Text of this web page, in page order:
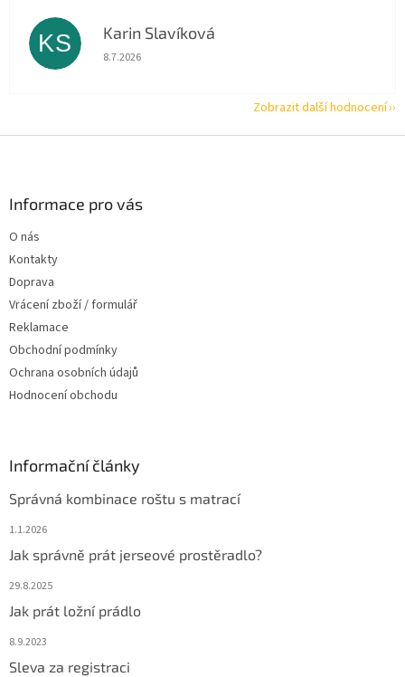
KS Karin Slavíková
Hodnocení obchodu je 5 z 5 hvězdiček.
8.7.2026
Zobrazit další hodnocení
Informace pro vás
O nás
Kontakty
Doprava
Vrácení zboží / formulář
Reklamace
Obchodní podmínky
Ochrana osobních údajů
Hodnocení obchodu
Informační články
Správná kombinace roštu s matrací
1.1.2026
Jak správně prát jerseové prostěradlo?
29.8.2025
Jak prát ložní prádlo
8.9.2023
Sleva za registraci